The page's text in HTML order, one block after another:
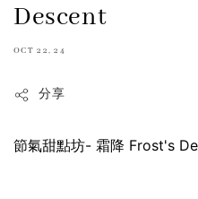
Descent
OCT 22, 24
分享
節氣甜點坊- 霜降 Frost's